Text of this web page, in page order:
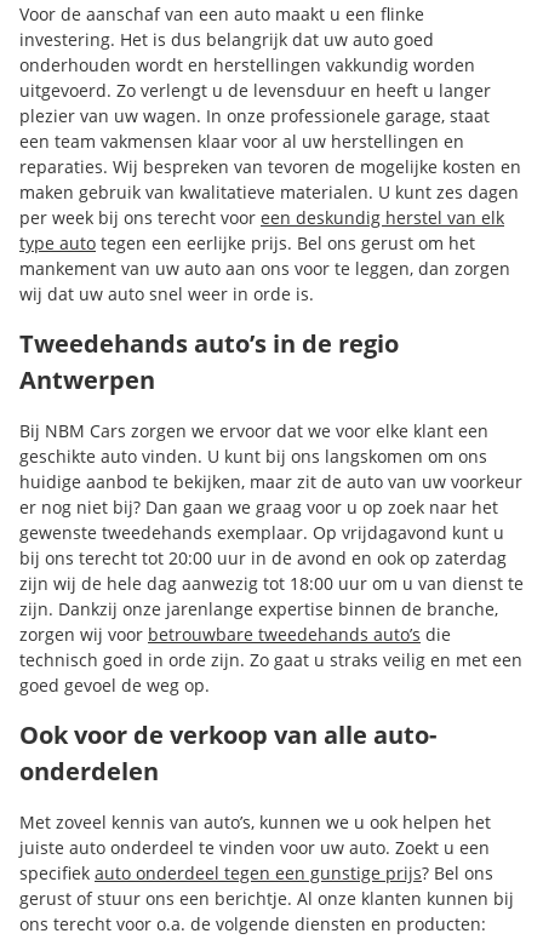
Voor de aanschaf van een auto maakt u een flinke
investering. Het is dus belangrijk dat uw auto goed
onderhouden wordt en herstellingen vakkundig worden
uitgevoerd. Zo verlengt u de levensduur en heeft u langer
plezier van uw wagen. In onze professionele garage, staat
een team vakmensen klaar voor al uw herstellingen en
reparaties. Wij bespreken van tevoren de mogelijke kosten en
maken gebruik van kwalitatieve materialen. U kunt zes dagen
per week bij ons terecht voor een deskundig herstel van elk
type auto tegen een eerlijke prijs. Bel ons gerust om het
mankement van uw auto aan ons voor te leggen, dan zorgen
wij dat uw auto snel weer in orde is.
Tweedehands auto’s in de regio
Antwerpen
Bij NBM Cars zorgen we ervoor dat we voor elke klant een
geschikte auto vinden. U kunt bij ons langskomen om ons
huidige aanbod te bekijken, maar zit de auto van uw voorkeur
er nog niet bij? Dan gaan we graag voor u op zoek naar het
gewenste tweedehands exemplaar. Op vrijdagavond kunt u
bij ons terecht tot 20:00 uur in de avond en ook op zaterdag
zijn wij de hele dag aanwezig tot 18:00 uur om u van dienst te
zijn. Dankzij onze jarenlange expertise binnen de branche,
zorgen wij voor betrouwbare tweedehands auto’s die
technisch goed in orde zijn. Zo gaat u straks veilig en met een
goed gevoel de weg op.
Ook voor de verkoop van alle auto-
onderdelen
Met zoveel kennis van auto’s, kunnen we u ook helpen het
juiste auto onderdeel te vinden voor uw auto. Zoekt u een
specifiek auto onderdeel tegen een gunstige prijs? Bel ons
gerust of stuur ons een berichtje. Al onze klanten kunnen bij
ons terecht voor o.a. de volgende diensten en producten: